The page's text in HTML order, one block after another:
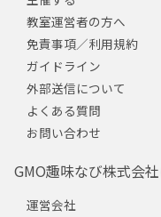
教室運営者の方へ
免責事項／利用規約
ガイドライン
外部送信について
よくある質問
お問い合わせ
GMO趣味なび株式会
運営会社